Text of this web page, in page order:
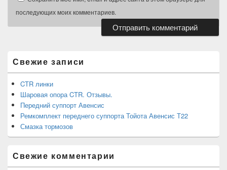
последующих моих комментариев.
боковой
панели
Свежие записи
CTR линки
Шаровая опора CTR. Отзывы.
Передний суппорт Авенсис
Ремкомплект переднего суппорта Тойота Авенсис Т22
Смазка тормозов
Свежие комментарии